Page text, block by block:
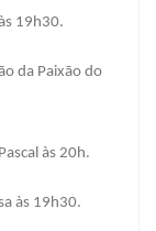
19h30.
da Paixão do
às 20h.
às 19h30.